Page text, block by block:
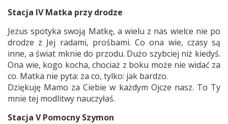
Stacja IV Matka przy drodze
Jezus spotyka swoją Matkę, a wielu z nas wielce nie po
drodze z Jej radami, prośbami. Co ona wie, czasy są
inne, a świat mknie do przodu. Dużo szybciej niż kiedyś.
Ona wie, kogo kocha, chociaż z boku może nie widać za
co. Matka nie pyta: za co, tylko: jak bardzo.
Dziękuję Mamo za Ciebie w każdym Ojcze nasz. To Ty
mnie tej modlitwy nauczyłaś.
Stacja V Pomocny Szymon